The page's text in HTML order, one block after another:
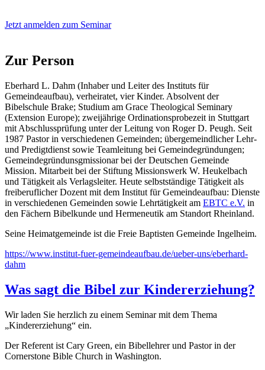
Jetzt anmelden zum Seminar
Zur Person
Eberhard L. Dahm (Inhaber und Leiter des Instituts für
Gemeindeaufbau), verheiratet, vier Kinder. Absolvent der
Bibelschule Brake; Studium am Grace Theological Seminary
(Extension Europe); zweijährige Ordinationsprobezeit in Stuttgart
mit Abschlussprüfung unter der Leitung von Roger D. Peugh. Seit
1987 Pastor in verschiedenen Gemeinden; übergemeindlicher Lehr-
und Predigtdienst sowie Teamleitung bei Gemeindegründungen;
Gemeindegründunsgmissionar bei der Deutschen Gemeinde
Mission. Mitarbeit bei der Stiftung Missionswerk W. Heukelbach
und Tätigkeit als Verlagsleiter. Heute selbstständige Tätigkeit als
freiberuflicher Dozent mit dem Institut für Gemeindeaufbau: Dienste
in verschiedenen Gemeinden sowie Lehrtätigkeit am EBTC e.V. in
den Fächern Bibelkunde und Hermeneutik am Standort Rheinland.
Seine Heimatgemeinde ist die Freie Baptisten Gemeinde Ingelheim.
https://www.institut-fuer-gemeindeaufbau.de/ueber-uns/eberhard-
dahm
Was sagt die Bibel zur Kindererziehung?
Wir laden Sie herzlich zu einem Seminar mit dem Thema
„Kindererziehung“ ein.
Der Referent ist Cary Green, ein Bibellehrer und Pastor in der
Cornerstone Bible Church in Washington.